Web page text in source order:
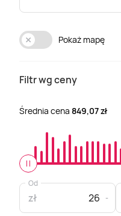
Pokaż mapę
Filtr wg ceny
Średnia cena 849,07 zł
Od
zł